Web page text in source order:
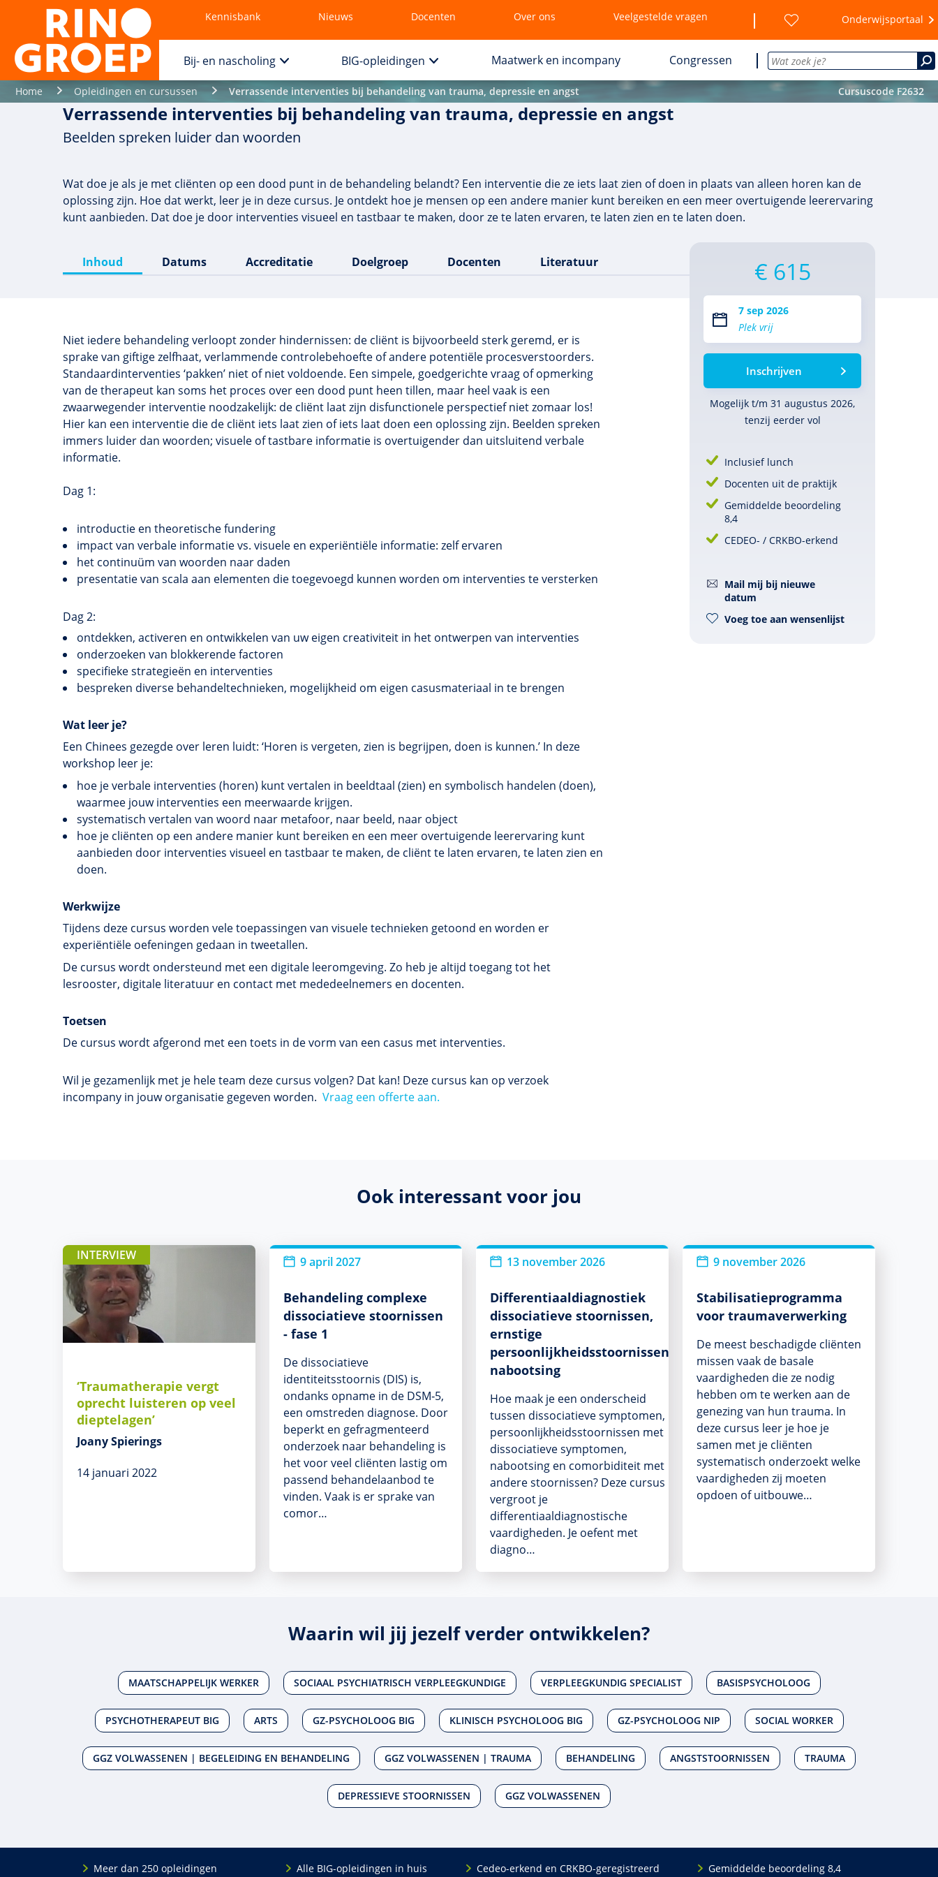
Kennisbank Nieuws Docenten Over ons Veelgestelde vragen Onderwijsportaal
Bij- en nascholing BIG-opleidingen Maatwerk en incompany Congressen
Home Opleidingen en cursussen Verrassende interventies bij behandeling van trauma, depressie en angst Cursuscode F2632
Verrassende interventies bij behandeling van trauma, depressie en angst
Beelden spreken luider dan woorden
Wat doe je als je met cliënten op een dood punt in de behandeling belandt? Een interventie die ze iets laat zien of doen in plaats van alleen horen kan de
oplossing zijn. Hoe dat werkt, leer je in deze cursus. Je ontdekt hoe je mensen op een andere manier kunt bereiken en een meer overtuigende leerervaring
kunt aanbieden. Dat doe je door interventies visueel en tastbaar te maken, door ze te laten ervaren, te laten zien en te laten doen.
€ 615
7 sep 2026
Plek vrij
Inschrijven
Mogelijk t/m 31 augustus 2026,
tenzij eerder vol
Inclusief lunch
Docenten uit de praktijk
Gemiddelde beoordeling
8,4
CEDEO- / CRKBO-erkend
Mail mij bij nieuwe
datum
Voeg toe aan wensenlijst
Inhoud Datums Accreditatie Doelgroep Docenten Literatuur
Niet iedere behandeling verloopt zonder hindernissen: de cliënt is bijvoorbeeld sterk geremd, er is
sprake van giftige zelfhaat, verlammende controlebehoefte of andere potentiële procesverstoorders.
Standaardinterventies ‘pakken’ niet of niet voldoende. Een simpele, goedgerichte vraag of opmerking
van de therapeut kan soms het proces over een dood punt heen tillen, maar heel vaak is een
zwaarwegender interventie noodzakelijk: de cliënt laat zijn disfunctionele perspectief niet zomaar los!
Hier kan een interventie die de cliënt iets laat zien of iets laat doen een oplossing zijn. Beelden spreken
immers luider dan woorden; visuele of tastbare informatie is overtuigender dan uitsluitend verbale
informatie.
Dag 1:
introductie en theoretische fundering
impact van verbale informatie vs. visuele en experiëntiële informatie: zelf ervaren
het continuüm van woorden naar daden
presentatie van scala aan elementen die toegevoegd kunnen worden om interventies te versterken
Dag 2:
ontdekken, activeren en ontwikkelen van uw eigen creativiteit in het ontwerpen van interventies
onderzoeken van blokkerendefactoren
specifieke strategieën en interventies
bespreken diverse behandeltechnieken, mogelijkheid om eigen casusmateriaal in te brengen
Wat leer je?
Een Chinees gezegde over leren luidt: ‘Horen is vergeten, zien is begrijpen, doen is kunnen.’ In deze
workshop leer je:
hoe je verbale interventies (horen) kunt vertalen in beeldtaal (zien) en symbolisch handelen (doen),
waarmee jouw interventies een meerwaarde krijgen.
systematisch vertalen van woord naar metafoor, naar beeld, naar object
hoe je cliënten op een andere manier kunt bereiken en een meer overtuigende leerervaring kunt
aanbieden door interventies visueel en tastbaar te maken, de cliënt te laten ervaren, te laten zien en
doen.
Werkwijze
Tijdens deze cursus worden vele toepassingen van visuele technieken getoond en worden er
experiëntiële oefeningen gedaan in tweetallen.
De cursus wordt ondersteund met een digitale leeromgeving. Zo heb je altijd toegang tot het
lesrooster, digitale literatuur en contact met mededeelnemers en docenten.
Toetsen
De cursus wordt afgerond met een toets in de vorm van een casus met interventies.
Wil je gezamenlijk met je hele team deze cursus volgen? Dat kan! Deze cursus kan op verzoek
incompany in jouw organisatie gegeven worden. Vraag een offerte aan.
Ook interessant voor jou
INTERVIEW
‘Traumatherapie vergt
oprecht luisteren op veel
dieptelagen’
Joany Spierings
14 januari 2022
9 april 2027
Behandeling complexe
dissociatieve stoornissen
- fase 1
De dissociatieve
identiteitsstoornis (DIS) is,
ondanks opname in de DSM‑5,
een omstreden diagnose. Door
beperkt en gefragmenteerd
onderzoek naar behandeling is
het voor veel cliënten lastig om
passend behandelaanbod te
vinden. Vaak is er sprake van
comor…
13 november 2026
Differentiaaldiagnostiek
dissociatieve stoornissen,
ernstige
persoonlijkheidsstoornissen,
nabootsing
Hoe maak je een onderscheid
tussen dissociatieve symptomen,
persoonlijkheidsstoornissen met
dissociatieve symptomen,
nabootsing en comorbiditeit met
andere stoornissen? Deze cursus
vergroot je
differentiaaldiagnostische
vaardigheden. Je oefent met
diagno…
9 november 2026
Stabilisatieprogramma
voor traumaverwerking
De meest beschadigde cliënten
missen vaak de basale
vaardigheden die ze nodig
hebben om te werken aan de
genezing van hun trauma. In
deze cursus leer je hoe je
samen met je cliënten
systematisch onderzoekt welke
vaardigheden zij moeten
opdoen of uitbouwe…
Waarin wil jij jezelf verder ontwikkelen?
MAATSCHAPPELIJK WERKER SOCIAAL PSYCHIATRISCH VERPLEEGKUNDIGE VERPLEEGKUNDIG SPECIALIST BASISPSYCHOLOOG
PSYCHOTHERAPEUT BIG ARTS GZ-PSYCHOLOOG BIG KLINISCH PSYCHOLOOG BIG GZ-PSYCHOLOOG NIP SOCIAL WORKER
GGZ VOLWASSENEN | BEGELEIDING EN BEHANDELING GGZ VOLWASSENEN | TRAUMA BEHANDELING ANGSTSTOORNISSEN TRAUMA
DEPRESSIEVE STOORNISSEN GGZ VOLWASSENEN
Meer dan 250 opleidingen Alle BIG-opleidingen in huis Cedeo-erkend en CRKBO-geregistreerd Gemiddelde beoordeling 8,4